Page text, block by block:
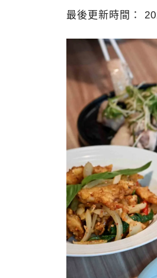
最後更新時間：